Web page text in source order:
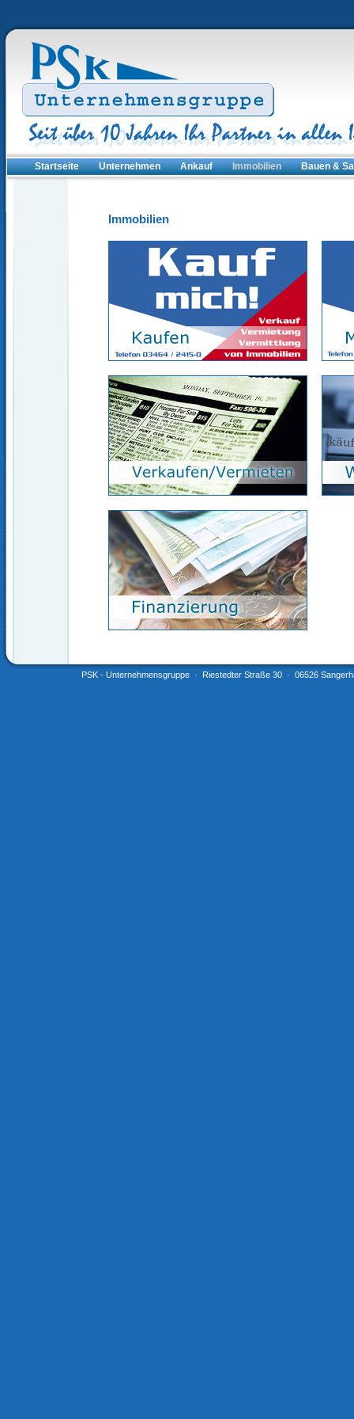
Startseite Unternehmen Ankauf Immobilien Bauen &
Immobilien
PSK - Unternehmensgruppe · Riestedter Straße 30 · 06526